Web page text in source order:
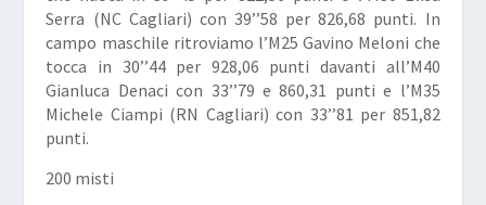
Serra (NC Cagliari) con 39’’58 per 826,68 punti. In
campo maschile ritroviamo l’M25Gavino Meloni che
tocca in 30’’44 per 928,06 punti davanti all’M40
Gianluca Denaci con 33’’79 e 860,31 punti e l’M35
Michele Ciampi (RN Cagliari) con 33’’81 per 851,82
punti.
200 misti